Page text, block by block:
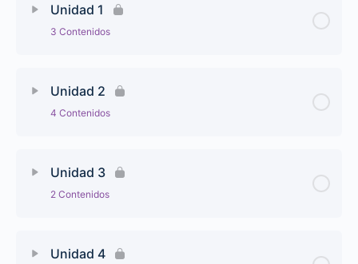
Unidad 1
3 Contenidos
Unidad 2
4 Contenidos
Unidad 3
2 Contenidos
Unidad 4